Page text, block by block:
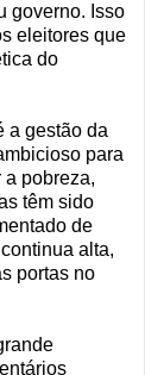
governo. Isso
eleitores que
do
a gestão da
para
pobreza,
têm sido
de
alta,
portas no